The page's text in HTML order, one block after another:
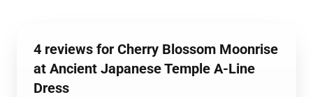
4 reviews for Cherry Blossom Moonrise
at Ancient Japanese Temple A-Line
Dress